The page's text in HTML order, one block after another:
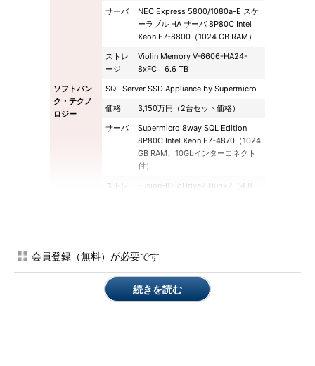
サーバ
NEC Express 5800/1080a-E スケ
ーラブル HA サーバ 8P80C Intel
Xeon E7-8800（1024 GB RAM）
ストレ
ージ
Violin Memory V-6606-HA24-
8xFC 6.6 TB
ソフトバン
ク・テクノ
ロジー
SQL Server SSD Appliance by Supermicro
価格
3,150万円（2台セット価格）
サーバ
Supermicro 8way SQL Edition
8P80C Intel Xeon E7-4870（1024
GB RAM、10Gbインターコネクト
付）
ストレ
Fusion-IO ioDrive2 Duo×2（4.8
サーバ
DELL PowerEdge R820 4P32C
Intel Xeon E5-4600（512 GB
RAM）
ストレ
Fusion-IO ioDrive2 Duo×2、Dell
会員登録（無料）が必要です
続きを読む